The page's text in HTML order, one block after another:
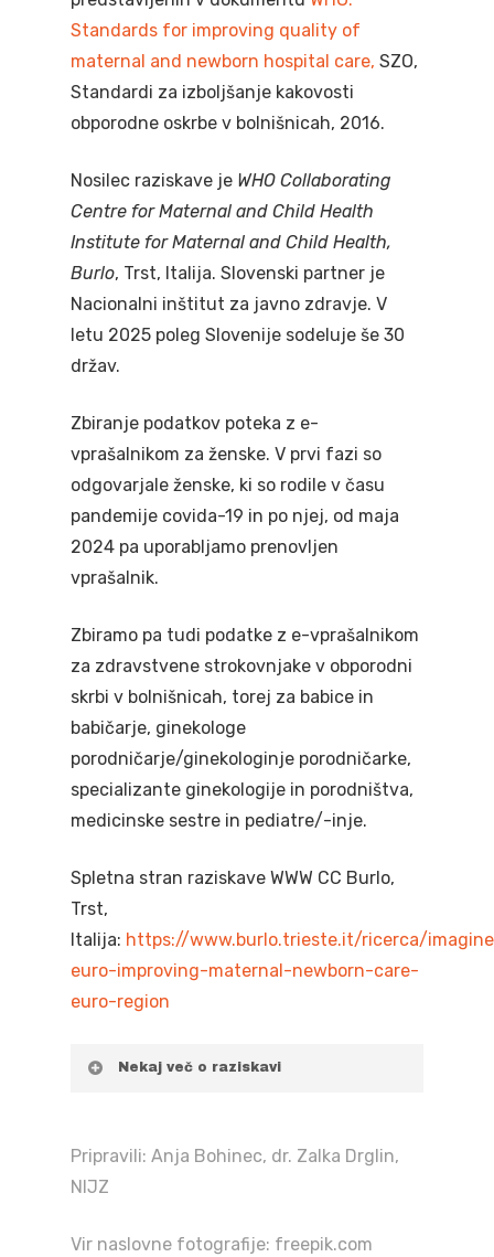
Standards for improving quality of
maternal and newborn hospital care, SZO,
Standardi za izboljšanje kakovosti
obporodne oskrbe v bolnišnicah, 2016.
Nosilec raziskave je WHO Collaborating
Centre for Maternal and Child Health
Institute for Maternal and Child Health,
Burlo, Trst, Italija. Slovenski partner je
Nacionalni inštitut za javno zdravje. V
letu 2025 poleg Slovenije sodeluje še 30
držav.
Zbiranje podatkov poteka z e-
vprašalnikom za ženske. V prvi fazi so
odgovarjale ženske, ki so rodile v času
pandemije covida-19 in po njej, od maja
2024 pa uporabljamo prenovljen
vprašalnik.
Zbiramo pa tudi podatke z e-vprašalnikom
za zdravstvene strokovnjake v obporodni
skrbi v bolnišnicah, torej za babice in
babičarje, ginekologe
porodničarje/ginekologinje porodničarke,
specializante ginekologije in porodništva,
medicinske sestre in pediatre/-inje.
Spletna stran raziskave WWW CC Burlo,
Trst,
Italija: https://www.burlo.trieste.it/ricerca/
euro-improving-maternal-newborn-care-
euro-region
Nekaj več o raziskavi
Pripravili: Anja Bohinec, dr. Zalka Drglin,
NIJZ
Vir naslovne fotografije: freepik.com
O programu
Vizija, poslanstvo in
Predstavitev
Financiranje
Vsebine
Nosečnost
Zdravstveni
pravice nosečnic
Potek nosečnosti
Priprava na prihod
dojenčka
Tvegana vedenja
Posebnosti in
nosečnosti
Koraki skozi
Koronavirus
Porod
Poporodno
Dojenje
Preventivno
varstvo
Skrb za varnost
Nega in
dojenčkom
Skrb za zdravje
Dojenček in
obremenjujoče
Otrok
Predšolski otrok
Zgodnja
s posebnimi
registriranega
Koronavirus
Mladostnik,
varstvo
Spletna
#tosemjaz
Video vsebine
Vsebine za
starše
Mladostnik s
Časovnica
aktivnosti
zdravnikov šol
Zbrana
Gradiva v
jeziku Materiale
Info portal